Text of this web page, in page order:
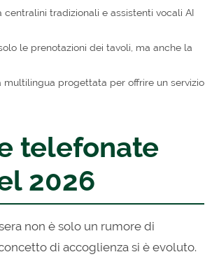
tradizionali e assistenti vocali AI
le prenotazioni dei tavoli, ma anche la
progettata per offrire un servizio
telefonate
2026
non è solo un rumore di
di accoglienza si è evoluto.